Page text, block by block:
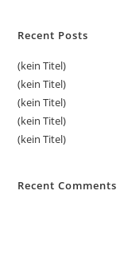
Recent Posts
(kein Titel)
(kein Titel)
(kein Titel)
(kein Titel)
(kein Titel)
Recent Comments